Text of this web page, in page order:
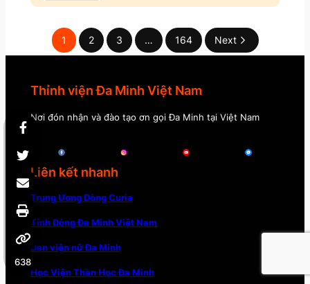
1 2 3 … 164 Next
Thỉnh viện Đa Minh Việt Nam
Nơi đón nhận và đào tạo ơn gọi Đa Minh tại Việt Nam
Liên kết nhanh
Trung Ương Dòng Curia
Tỉnh Dòng Đa Minh Việt Nam
Đan viện nữ Đa Minh
Học Viện Thần Học Đa Minh
638